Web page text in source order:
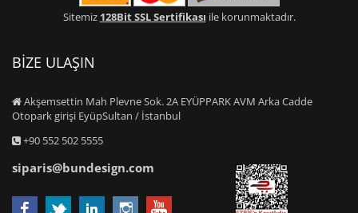
Sitemiz 128Bit SSL Sertifikası ile korunmaktadır.
BİZE ULAŞIN
Akşemsettin Mah Plevne Sok. 2A EYÜPPARK AVM Arka Cadde
Otopark girişi EyüpSultan / İstanbul
+90 552 502 5555
siparis@bundesign.com